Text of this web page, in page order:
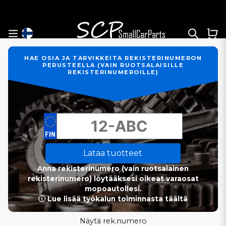
HAE OSIA JA TARVIKKEITA REKISTERINUMERON
PERUSTEELLA (VAIN RUOTSALAISILLE
REKISTERINUMEROILLE)
Lataa tuotteet
Anna rekisterinumero (vain ruotsalainen
rekisterinumero) löytääksesi oikeat varaosat
mopoautollesi.
ⓘ Lue lisää työkalun toiminnasta täältä
Näytä rek.numero